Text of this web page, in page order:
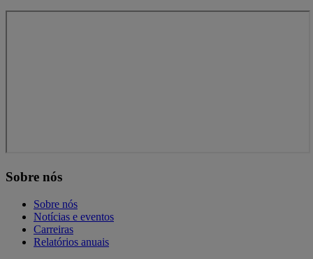
Sobre nós
Sobre nós
Notícias e eventos
Carreiras
Relatórios anuais